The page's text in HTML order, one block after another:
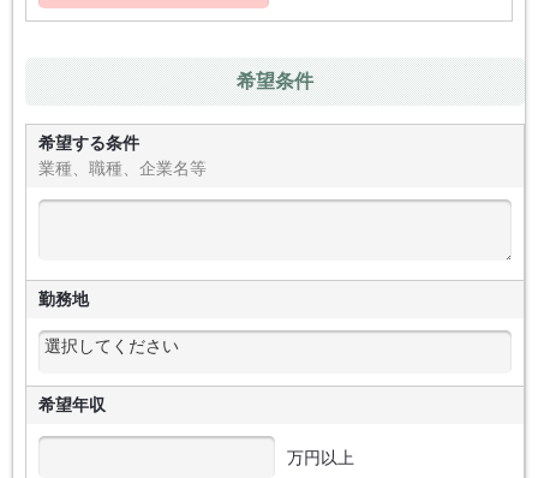
希望条件
希望する条件
業種、職種、企業名等
勤務地
希望年収
万円以上